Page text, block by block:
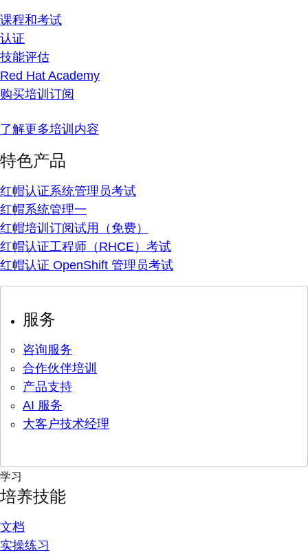
课程和考试
认证
技能评估
Red Hat Academy
购买培训订阅
了解更多培训内容
特色产品
红帽认证系统管理员考试
红帽系统管理一
红帽培训订阅试用（免费）
红帽认证工程师（RHCE）考试
红帽认证 OpenShift 管理员考试
服务
咨询服务
合作伙伴培训
产品支持
AI 服务
大客户技术经理
学习
培养技能
文档
实操练习